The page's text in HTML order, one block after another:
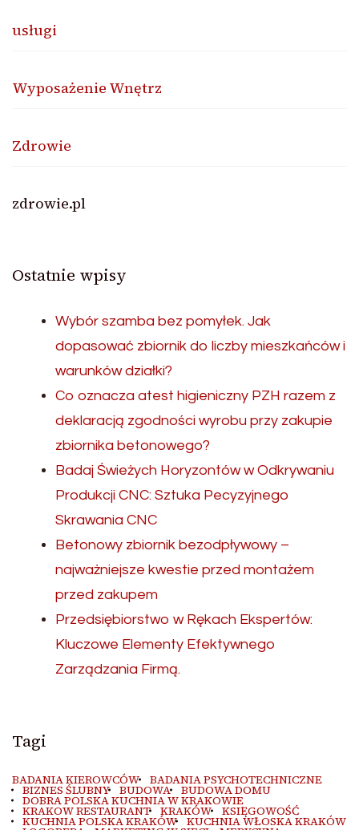
usługi
Wyposażenie Wnętrz
Zdrowie
zdrowie.pl
Ostatnie wpisy
Wybór szamba bez pomyłek. Jak
dopasować zbiornik do liczby mieszkańców i
warunków działki?
Co oznacza atest higieniczny PZH razem z
deklaracją zgodności wyrobu przy zakupie
zbiornika betonowego?
Badaj Świeżych Horyzontów w Odkrywaniu
Produkcji CNC: Sztuka Pecyzyjnego
Skrawania CNC
Betonowy zbiornik bezodpływowy –
najważniejsze kwestie przed montażem
przed zakupem
Przedsiębiorstwo w Rękach Ekspertów:
Kluczowe Elementy Efektywnego
Zarządzania Firmą.
Tagi
BADANIA KIEROWCÓW BADANIA PSYCHOTECHNICZNE
BIZNES ŚLUBNY BUDOWA BUDOWA DOMU
DOBRA POLSKA KUCHNIA W KRAKOWIE
KRAKOW RESTAURANT KRAKÓW KSIĘGOWOŚĆ
KUCHNIA POLSKA KRAKÓW KUCHNIA WŁOSKA KRAKÓW